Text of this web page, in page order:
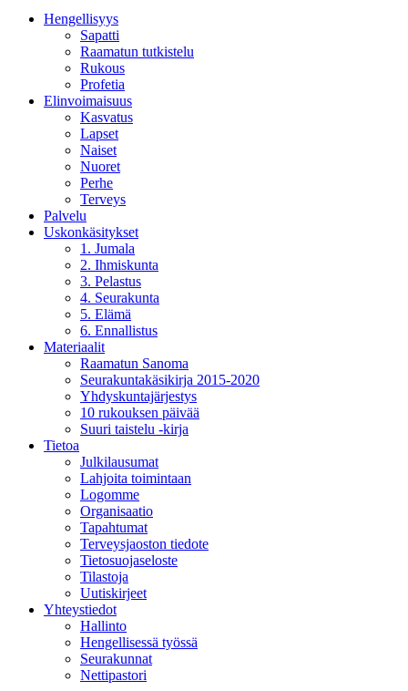
Hengellisyys
Sapatti
Raamatun tutkistelu
Rukous
Profetia
Elinvoimaisuus
Kasvatus
Lapset
Naiset
Nuoret
Perhe
Terveys
Palvelu
Uskonkäsitykset
1. Jumala
2. Ihmiskunta
3. Pelastus
4. Seurakunta
5. Elämä
6. Ennallistus
Materiaalit
Raamatun Sanoma
Seurakuntakäsikirja 2015-2020
Yhdyskuntajärjestys
10 rukouksen päivää
Suuri taistelu -kirja
Tietoa
Julkilausumat
Lahjoita toimintaan
Logomme
Organisaatio
Tapahtumat
Terveysjaoston tiedote
Tietosuojaseloste
Tilastoja
Uutiskirjeet
Yhteystiedot
Hallinto
Hengellisessä työssä
Seurakunnat
Nettipastori